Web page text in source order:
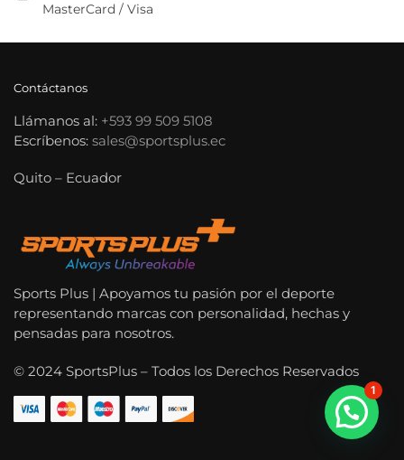
MasterCard / Visa
Contáctanos
Llámanos al: +593 99 509 5108
Escríbenos: sales@sportsplus.ec
Quito – Ecuador
Sports Plus | Apoyamos tu pasión por el deporte
representando marcas con personalidad, hechas y
pensadas para nosotros.
© 2024 SportsPlus – Todos los Derechos Reservados
1